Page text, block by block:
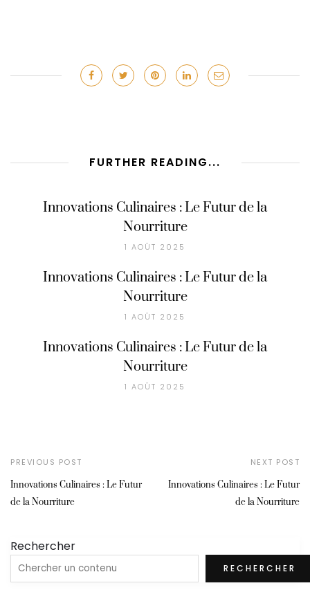
FURTHER READING...
Innovations Culinaires : Le Futur de la
Nourriture
1 AOÛT 2025
Innovations Culinaires : Le Futur de la
Nourriture
1 AOÛT 2025
Innovations Culinaires : Le Futur de la
Nourriture
1 AOÛT 2025
PREVIOUS POST
Innovations Culinaires : Le Futur
de la Nourriture
NEXT POST
Innovations Culinaires : Le Futur
de la Nourriture
Rechercher
RECHERCHER